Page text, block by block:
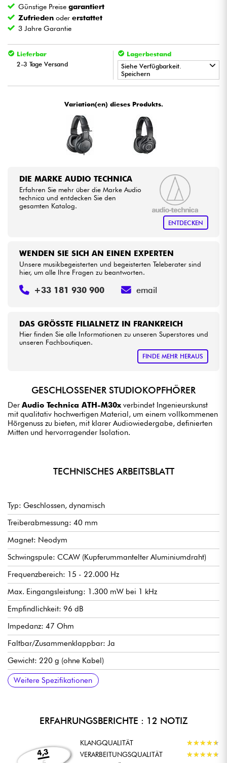
Blasinstrumente
Violinen & Quartett
Kabel & Zubehöre
Sehen Sie sich unsere Marken an
Günstige Preisegarantiert
Zufrieden odererstattet
3 Jahre Garantie
Lieferbar
2-3 Tage Versand
Lagerbestand
Siehe Verfügbarkeit.
Speichern
'SMusic
Star'SMusic
Variation(en) dieses Produkts.
DIE MARKE AUDIO TECHNICA
Erfahren Sie mehr über die Marke Audio
technica und entdecken Sie den
gesamten Katalog.
ENTDECKEN
DAS GRÖSSTE FILIALNETZ IN FRANKREICH
Hier finden Sie alle Informationen zu unseren Superstores und
unseren Fachboutiquen.
FINDE MEHR HERAUS
WENDEN SIE SICH AN EINEN EXPERTEN
Unsere musikbegeisterten und begeisterten Teleberater sind
hier, um alle Ihre Fragen zu beantworten.
+33 181 930 900 email
GESCHLOSSENER STUDIOKOPFHÖRER
Der Audio Technica ATH-M30x verbindet Ingenieurskunst
mit qualitativ hochwertigen Material, um einem vollkommenen
Hörgenuss zu bieten, mit klarer Audiowiedergabe, definierten
Mitten und hervorragender Isolation.
TECHNISCHES ARBEITSBLATT
Typ: Geschlossen, dynamisch
Treiberabmessung: 40 mm
Magnet: Neodym
Schwingspule: CCAW (Kupferummantelter Aluminiumdraht)
Frequenzbereich: 15 - 22.000 Hz
Max. Eingangsleistung: 1.300 mW bei 1 kHz
Empfindlichkeit: 96 dB
Impedanz: 47 Ohm
Faltbar/Zusammenklappbar: Ja
Gewicht: 220 g (ohne Kabel)
Kabel - Abnehmbar: Nein
Kabel: 3,0 m mit einseitiger Kabelführung
Anschlussstecker: Stereo-Miniklinkenstecker 3,5 mm
Beiliegendes Zubehör: 6,3 mm Adapter, Tragetasche
Weitere Spezifikationen
ERFAHRUNGSBERICHTE : 12 NOTIZ
4,3
KLANGQUALITÄT ★★★★★
★★★★★
VERARBEITUNGSQUALITÄT
★★★★★
★★★★★